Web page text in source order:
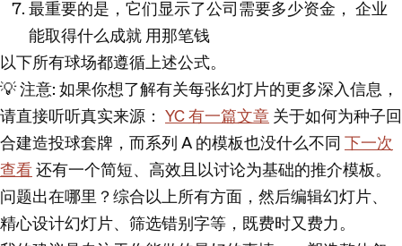
最重要的是，它们显示了公司需要多少资金， 企业
能取得什么成就用那笔钱
以下所有球场都遵循上述公式。
💡注意: 如果你想了解有关每张幻灯片的更多深入信息，
请直接听听真实来源： YC 有一篇文章关于如何为种子回
合建造投球套牌，而系列 A 的模板也没什么不同 下一次
查看还有一个简短、高效且以讨论为基础的推介模板。
问题出在哪里？综合以上所有方面，然后编辑幻灯片、
精心设计幻灯片、筛选错别字等，既费时又费力。